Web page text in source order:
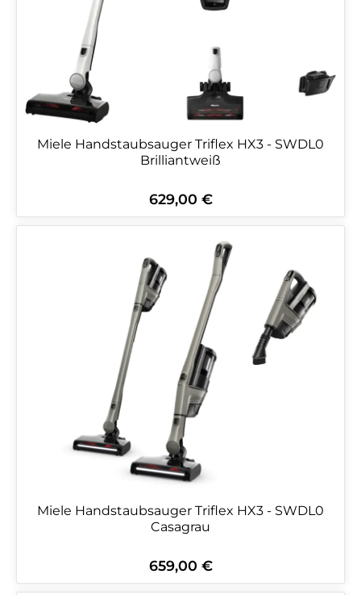
Miele Handstaubsauger Triflex HX3 - SWDL0
Brilliantweiß
Regulärer Preis:
629,00 €
Miele Handstaubsauger Triflex HX3 - SWDL0
Casagrau
Regulärer Preis:
659,00 €